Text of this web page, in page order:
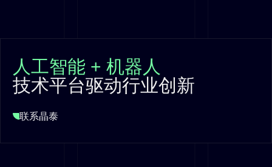
人工智能 + 机器人
技术平台驱动行业创新
联系晶泰